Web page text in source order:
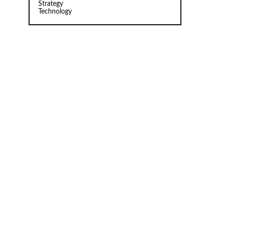
Strategy
Technology